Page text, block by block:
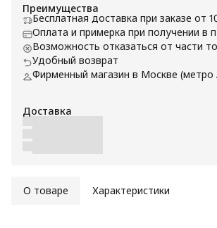
Преимущества
Бесплатная доставка при заказе от
Оплата и примерка при получении в
Возможность отказаться от части
Удобный возврат
Фирменный магазин в Москве (метро
Доставка
О товаре Характеристики